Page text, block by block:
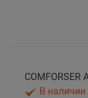
В наличии